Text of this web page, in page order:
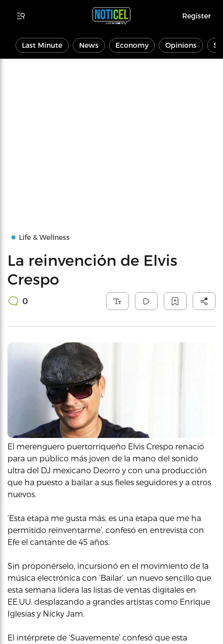
Register
Last Minute News Economy Opinions
Life & Wellness
La reinvención de Elvis
Crespo
0
El merenguero puertorriqueño Elvis Crespo renació
para un público más joven de la mano del sonido
ultra del DJ mexicano Deorro y con una producción
que ha puesto a bailar a sus fieles seguidores y a otros
nuevos.
‘Esta etapa me gusta más, es una etapa que me ha
permitido reinventarme’, confesó en entrevista con
Efe el cantante de 45 años.
Sin proponérselo, incursionó en el movimiento de la
música electrónica con ‘Bailar’, un nuevo sencillo que
esta semana lidera las listas de ventas digitales en
EE.UU. desplazando a grandes artistas como Enrique
Iglesias y Nicky Jam.
El intérprete de ‘Suavemente’ confesó que esta